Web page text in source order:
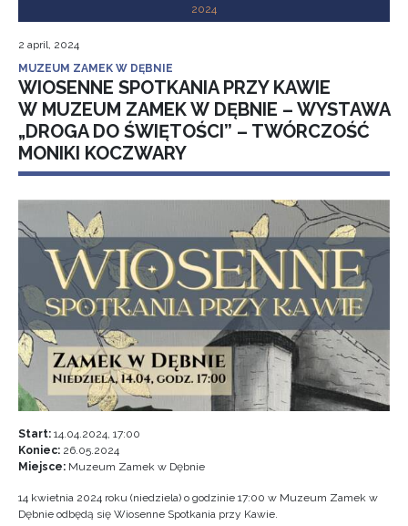
2024
2 april, 2024
MUZEUM ZAMEK W DĘBNIE
WIOSENNE SPOTKANIA PRZY KAWIE
W MUZEUM ZAMEK W DĘBNIE – WYSTAWA
„DROGA DO ŚWIĘTOŚCI” – TWÓRCZOŚĆ
MONIKI KOCZWARY
Start: 14.04.2024, 17:00
Koniec: 26.05.2024
Miejsce: Muzeum Zamek w Dębnie
14 kwietnia 2024 roku (niedziela) o godzinie 17:00 w Muzeum Zamek w
Dębnie odbędą się Wiosenne Spotkania przy Kawie.